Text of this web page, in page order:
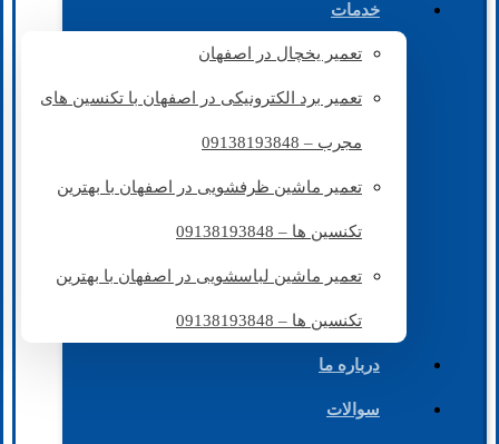
خدمات
تعمیر یخچال در اصفهان
تعمیر برد الکترونیکی در اصفهان با تکنسین های
مجرب – 09138193848
تعمیر ماشین ظرفشویی در اصفهان با بهترین
تکنسین ها – 09138193848
تعمیر ماشین لباسشویی در اصفهان با بهترین
تکنسین ها – 09138193848
درباره ما
سوالات